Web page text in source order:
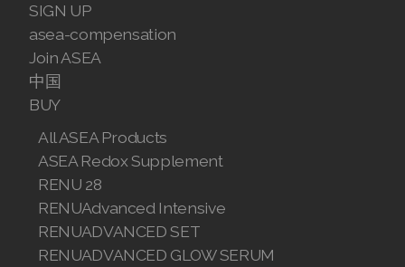
SIGN UP
asea-compensation
Join ASEA
中国
BUY
All ASEA Products
ASEA Redox Supplement
RENU 28
RENUAdvanced Intensive
RENUADVANCED SET
RENUADVANCED GLOW SERUM
Join ASEA Malaysia (中文)
Join ASEA Mexico (Español)
Join ASEA Netherlands (Nederlands)
Join ASEA New Zealand (English)
Join ASEA Norway (Norsk)
Join ASEA Philippines (English)
Join ASEA Poland (English)